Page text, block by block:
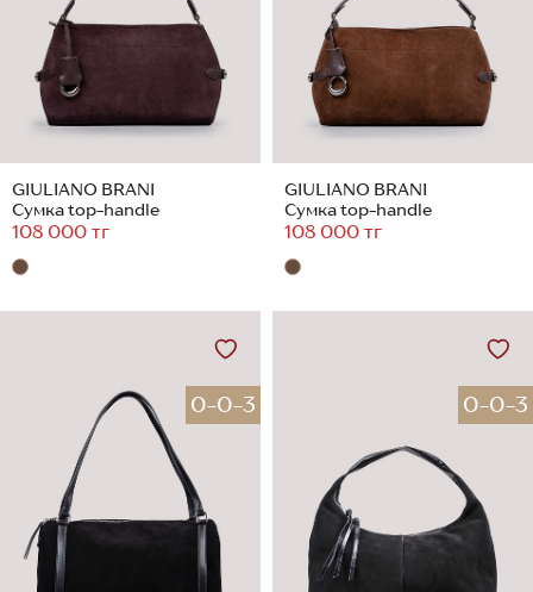
GIULIANO BRANI
Сумка top-handle
108 000 тг
GIULIANO BRANI
Сумка top-handle
108 000 тг
0-0-3 0-0-3